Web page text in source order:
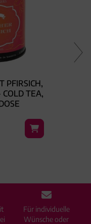
PFIRSICH,
COLD TEA,
Für individuelle
Wünsche oder